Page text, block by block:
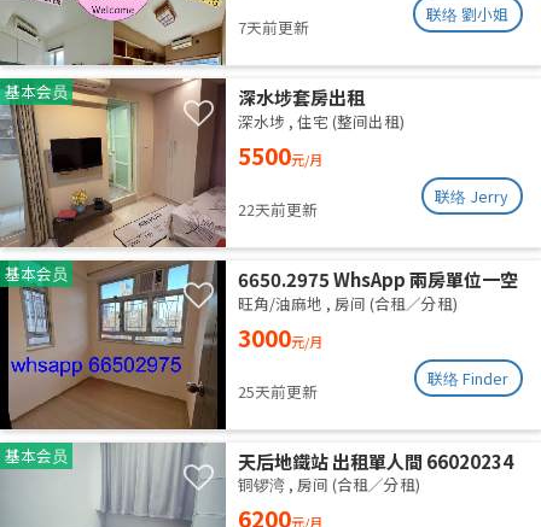
7天前更新
联络 劉小姐
基本会员 深水埗套房出租
深水埗 , 住宅 (整间出租)
5500元/月
22天前更新
联络 Jerry
基本会员
6650.2975 WhsApp 兩房單位一空
房 旺角 287呎 全新裝修 分租 合租
性別不限 高層有𨋢 四通八達 三面大
窗 空氣流通 乾淨安靜 包wifi水電
旺角/油麻地 , 房间 (合租／分租)
3000元/月
25天前更新
联络 Finder
基本会员 天后地鐵站 出租單人間 66020234
铜锣湾 , 房间 (合租／分租)
6200元/月